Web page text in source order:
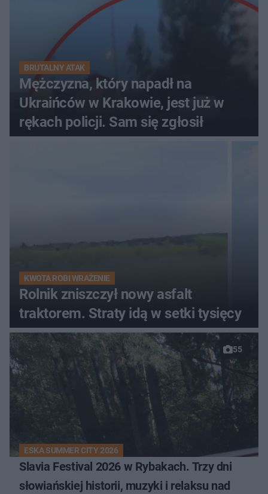
BRUTALNY ATAK
Mężczyzna, który napadł na
Ukraińców w Krakowie, jest już w
rękach policji. Sam się zgłosił
KWOTA ROBI WRAŻENIE
Rolnik zniszczył nowy asfalt
traktorem. Straty idą w setki tysięcy
55
ESKA SUMMER CITY 2026
Slavia Festival 2026 w Rybakach. Trzy dni
słowiańskiej historii, muzyki i relaksu nad